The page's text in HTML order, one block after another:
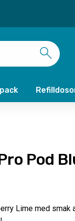
Pod
Lime med smak